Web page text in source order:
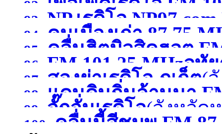
หนองคาย )
92.
สระบุรี)
93. NP.เรดิโอ
)
94. คนเมืองเก่า 87.75
95.
คลื่นฮิตมิวสิคฮอต
อุดรธานี )
96. FM 101.25 MHzอุทั
97. สองย่าเรดิโอ ภูเก็ต(
98.
แดนดินถิ่นล้านนา
)
99. จั๊กจั่นเรดิโอ(จังหวัด
100.
คลื่นนี้สีชมพู FM